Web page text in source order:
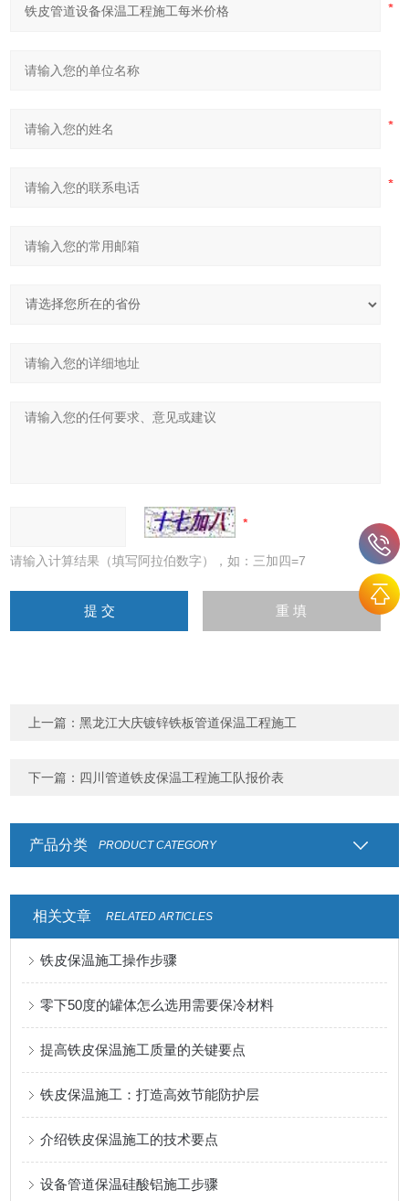
请输入计算结果（填写阿拉伯数字），如：三加四=7
上一篇：黑龙江大庆镀锌铁板管道保温工程施工
下一篇： 四川管道铁皮保温工程施工队报价表
产品分类 PRODUCT CATEGORY
相关文章 RELATED ARTICLES
铁皮保温施工操作步骤
零下50度的罐体怎么选用需要保冷材料
提高铁皮保温施工质量的关键要点
铁皮保温施工：打造高效节能防护层
介绍铁皮保温施工的技术要点
设备管道保温硅酸铝施工步骤